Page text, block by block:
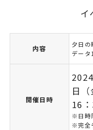
イ
内容
夕日の
デー
開催日時
日（
16
※日時
※完全